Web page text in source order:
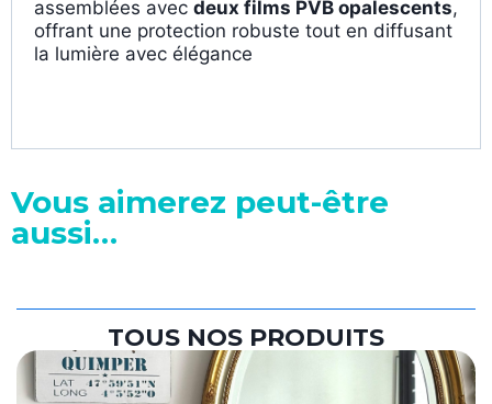
assemblées avec deux films PVB opalescents,
offrant une protection robuste tout en diffusant
la lumière avec élégance
Vous aimerez peut-être
aussi…
TOUS NOS PRODUITS